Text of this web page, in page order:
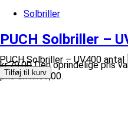
Solbriller
PUCH Solbriller –
kr.79,00 Den oprindelige pris
pris er: kr.59,00.
PUCH Solbriller – UV400 antal
Tilføj til kurv